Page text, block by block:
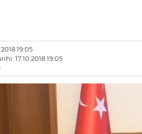
19:05
17.10.2018 19:05